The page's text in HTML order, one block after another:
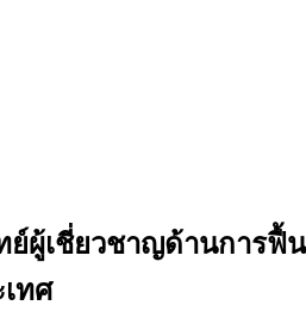
ผู้เชี่ยวชาญด้านการ
ทศ